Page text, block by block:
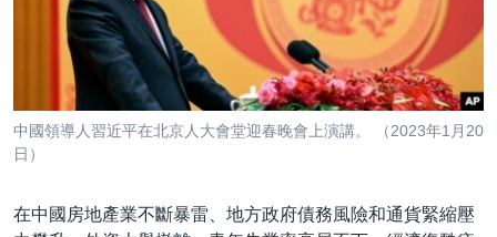
視頻
美國專訊
音頻
新聞音頻
國語
中國領導人習近平在北京人大會堂迎春晚會上演講。 （2023年1月20
日）
在中國房地產業不斷暴雷、地方政府債務風險和通貨緊縮壓